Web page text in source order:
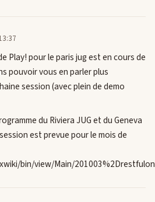
Play! pour le paris jug est en cours de
pouvoir vous en parler plus
session (avec plein de demo
du Riviera JUG et du Geneva
est prevue pour le mois de
bin/view/Main/